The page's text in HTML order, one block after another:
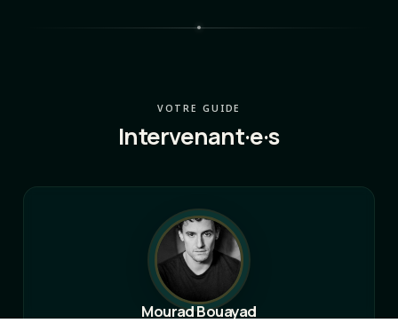
VOTRE GUIDE
Intervenant·e·s
Mourad Bouayad